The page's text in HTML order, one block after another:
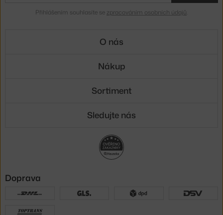
Přihlášením souhlasíte se zpracováním osobních údajů
O nás
Nákup
Sortiment
Sledujte nás
Doprava